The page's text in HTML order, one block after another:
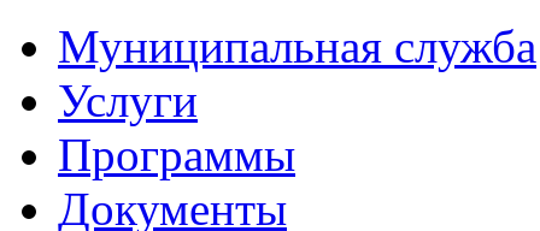
Муниципальная служба
Услуги
Программы
Документы